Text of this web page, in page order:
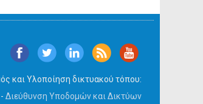
και Υλοποίηση δικτυακού τόπου:
Διεύθυνση Υποδομών και Δικτύων